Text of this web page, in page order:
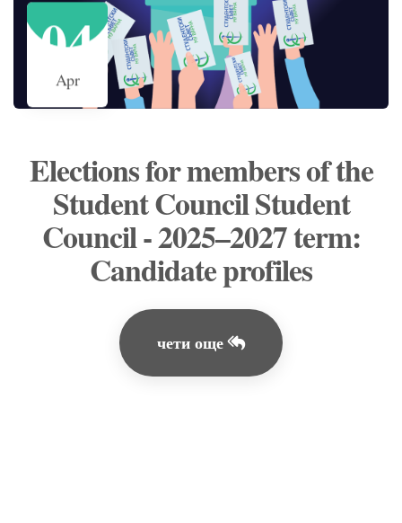
04
Apr
Elections for members of the
Student Council Student
Council - 2025–2027 term:
Candidate profiles
чети още